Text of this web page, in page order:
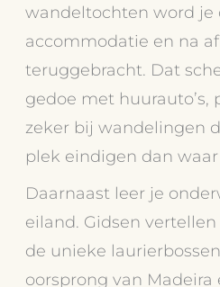
wandeltochten word je
accommodatie en na
teruggebracht. Dat
gedoe met huurauto’s,
zeker bij wandelingen
plek eindigen dan
Daarnaast leer je
eiland. Gidsen vertellen
de unieke
oorsprong van